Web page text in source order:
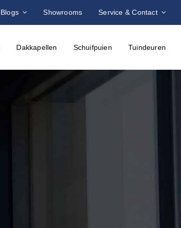
Blogs Showrooms Service & Contact
Dakkapellen Schuifpuien Tuindeuren